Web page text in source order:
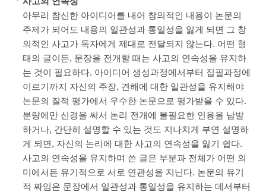
아무리 참신한 아이디어를 내어 창의적인 내용이 논문의
주제가 되어도 내용의 일관성과 통일성을 잃게 되면 그 창
의적인 사고가 독자에게 제대로 전달되지 않는다. 어떤 형
태의 글이든, 문장을 전개할 때는 사고의 연속성을 유지하
는 것이 필요하다. 아이디어 생성과정에서부터 집필과정에
이르기까지 자신의 주장, 견해에 대한 일관성을 유지해야
논문의 질적 평가에서 우수한 논문으로 평가받을 수 있다.
분량에만 신경을 써서 논리 전개에 불필요한 인용을 남발
하거나, 간단히 설명할 수 있는 것도 지나치게 부연 설명하
게 되면, 자신의 논리에 대한 사고의 연속성을 잃기 쉽다.
사고의 연속성을 유지하며 쓴 글은 부분과 전체가 어떤 의
미에서든 유기적으로 서로 연관성을 지닌다. 논문의 유기
적 짜임은 문장에서 일관성과 통일성을 유지하는 데서부터